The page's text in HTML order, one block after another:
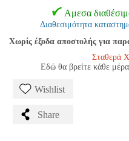
Αμεσα
Διαθεσιμότητα
Χωρίς έξοδα αποστολής για
Σταθερά
Εδώ θα βρείτε κάθε μέρα
Wishlist
Share